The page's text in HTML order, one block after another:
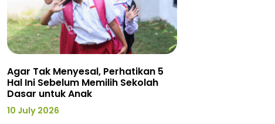
Agar Tak Menyesal, Perhatikan 5
Hal Ini Sebelum Memilih Sekolah
Dasar untuk Anak
10 July 2026